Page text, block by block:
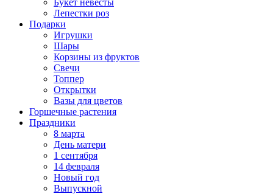
Букет невесты
Лепестки роз
Подарки
Игрушки
Шары
Корзины из фруктов
Свечи
Топпер
Открытки
Вазы для цветов
Горшечные растения
Праздники
8 марта
День матери
1 сентября
14 февраля
Новый год
Выпускной